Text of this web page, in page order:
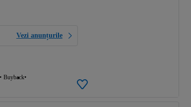
Vezi anunțurile
Buyback